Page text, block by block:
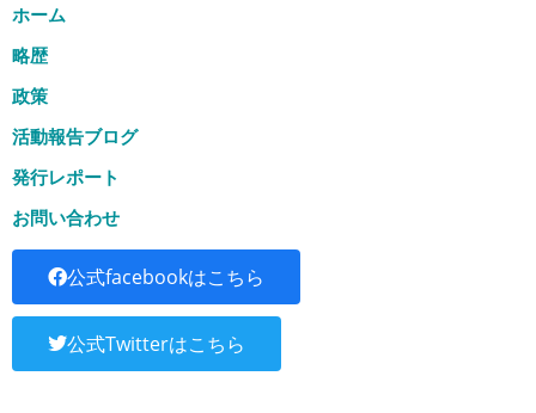
ホーム
略歴
政策
活動報告ブログ
発行レポート
お問い合わせ
公式facebookはこちら
公式Twitterはこちら